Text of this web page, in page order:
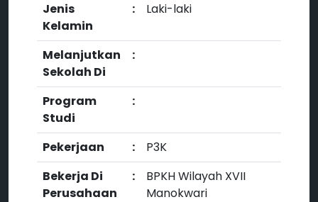
Jenis
Kelamin
: Laki-laki
Melanjutkan
Sekolah Di
:
Program
Studi
:
Pekerjaan :
P3K
Bekerja Di
Perusahaan
:
BPKH Wilayah XVII
Manokwari